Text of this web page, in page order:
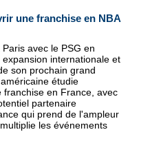
une franchise en NBA
avec le PSG en
internationale et
son prochain grand
étudie
en France, avec
partenaire
qui prend de l'ampleur
les événements